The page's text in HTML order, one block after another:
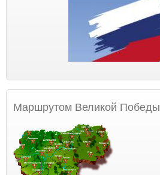
Маршрутом Великой Победы